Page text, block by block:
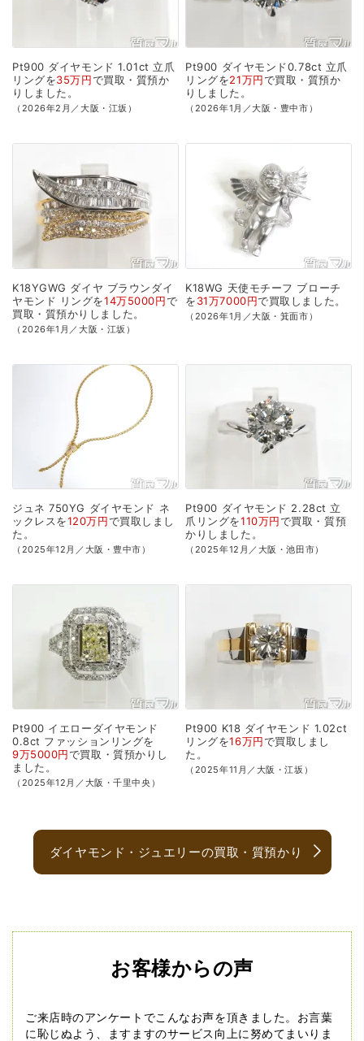
Pt900 ダイヤモンド 1.01ct 立爪
リングを35万円で買取・質預か
り しました。
（2026年2月／大阪・江坂）
Pt900 ダイヤモンド0.78ct 立爪
リングを21万円で買取・質預か
り しました。
（2026年1月／大阪・豊中市）
K18YGWG ダイヤ ブラウンダイ
ヤモンド リングを14万5000円で
買取・質預かり しました。
（2026年1月／大阪・江坂）
K18WG 天使モチーフ ブローチ
を31万7000円で買取 しました。
（2026年1月／大阪・箕面市）
ジュネ 750YG ダイヤモンド ネ
ックレスを120万円で買取 しまし
た。
（2025年12月／大阪・豊中市）
Pt900 ダイヤモンド 2.28ct 立
爪リングを110万円で買取・質預
かり しました。
（2025年12月／大阪・池田市）
Pt900 イエローダイヤモンド
0.8ct ファッションリングを
9万5000円で買取・質預かり し
ました。
（2025年12月／大阪・千里中央）
Pt900 K18 ダイヤモンド 1.02ct
リングを16万円で買取 しまし
た。
（2025年11月／大阪・江坂）
ダイヤモンド・ジュエリーの買取・質預かり
お客様からの声
ご来店時のアンケートでこんなお声を頂きました。 お言葉
に恥じぬよう、ますますのサービス向上に努めてまいりま